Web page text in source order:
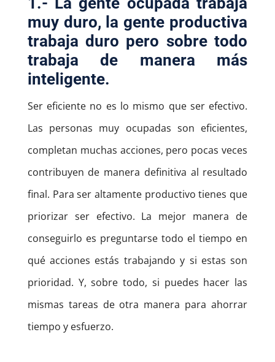
muy duro, la gente productiva
trabaja duro pero sobre todo
trabaja de manera más
inteligente.
Ser eficiente no es lo mismo que ser efectivo.
Las personas muy ocupadas son eficientes,
completan muchas acciones, pero pocas veces
contribuyen de manera definitiva al resultado
final. Para ser altamente productivo tienes que
priorizar ser efectivo. La mejor manera de
conseguirlo es preguntarse todo el tiempo en
qué acciones estás trabajando y si estas son
prioridad. Y, sobre todo, si puedes hacer las
mismas tareas de otra manera para ahorrar
tiempo y esfuerzo.